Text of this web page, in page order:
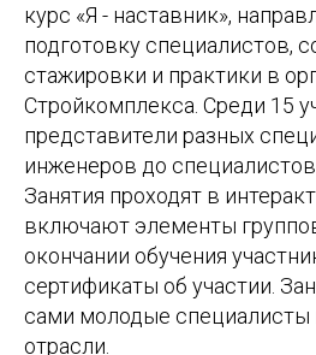
курс «Я - наставник»,
подготовку специалистов,
стажировки и практики в
Стройкомплекса. Среди 15
представители разных
инженеров до специалистов
Занятия проходят в
включают элементы
окончании обучения
сертификаты об участии.
сами молодые специалисты
отрасли.